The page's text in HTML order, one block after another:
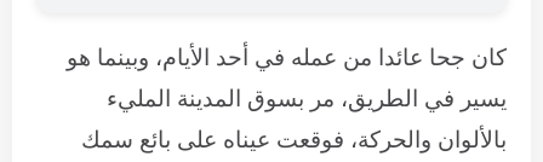
كان جحا عائدا من عمله في أحد الأيام، وبينما هو
يسير في الطريق، مر بسوق المدينة المليء
بالألوان والحركة، فوقعت عيناه على بائع سمك